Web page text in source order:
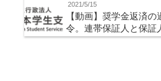
2021/5/15
【動画】奨学金返済
令。連帯保証人と保証